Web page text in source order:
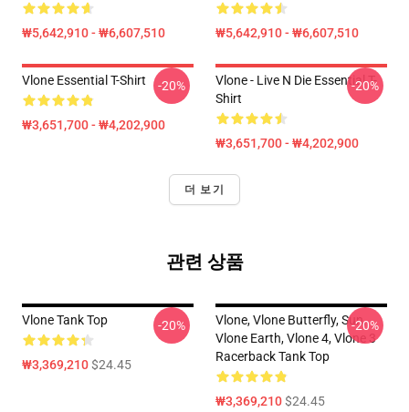
₩5,642,910 - ₩6,607,510 ₩5,642,910 - ₩6,607,510
Vlone Essential T-Shirt
₩3,651,700 - ₩4,202,900
-20%
Vlone - Live N Die Essential T-
Shirt
₩3,651,700 - ₩4,202,900
-20%
더 보기
관련 상품
Vlone Tank Top
₩3,369,210$24.45
-20%
Vlone, Vlone Butterfly, Sun,
Vlone Earth, Vlone 4, Vlone 3
Racerback Tank Top
₩3,369,210$24.45
-20%